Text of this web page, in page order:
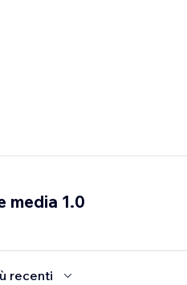
media 1.0
recenti